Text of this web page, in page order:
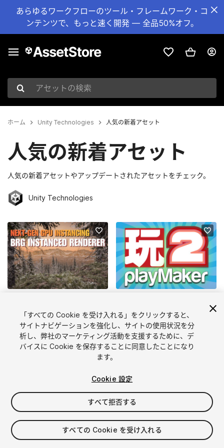
あらゆるワークフローのツール・フレームワーク・コ
ンテンツで、もっと速く開発 — 全品50%オフ。
アセットの検索
ホーム Unity Technologies 人気の新着アセット
人気の新着アセット
人気の新着アセットやアップデートされたアセットをチェック。
Unity Technologies
BRG Instanced Renderer
(19)
$99.99 カートに入れる
PlayMaker 2
(3424)
$65 カートに入れる
POLYART STUDIO
WETLANDS : Stylized Fantasy Swamp Environment
STAGGART CREATIONS
Stylized Grass Shader (for Unity 6)
「すべての Cookie を受け入れる」をクリックすると、
サイトナビゲーションを強化し、サイトの使用状況を分
析し、弊社のマーケティング活動を支援するために、デ
バイスに Cookie を保存することに同意したことになり
ます。
Cookie 設定
すべて拒否する
すべての Cookie を受け入れる